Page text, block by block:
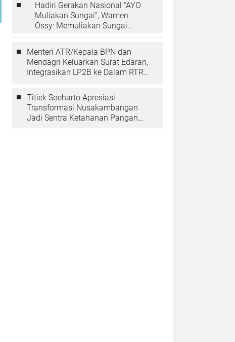
Hadiri Gerakan Nasional “AYO
Muliakan Sungai”, Wamen
Ossy: Memuliakan Sungai
Menteri ATR/Kepala BPN dan
Mendagri Keluarkan Surat Edaran,
Integrasikan LP2B ke Dalam RTRW
Titiek Soeharto Apresiasi
Transformasi Nusakambangan
Jadi Sentra Ketahanan Pangan